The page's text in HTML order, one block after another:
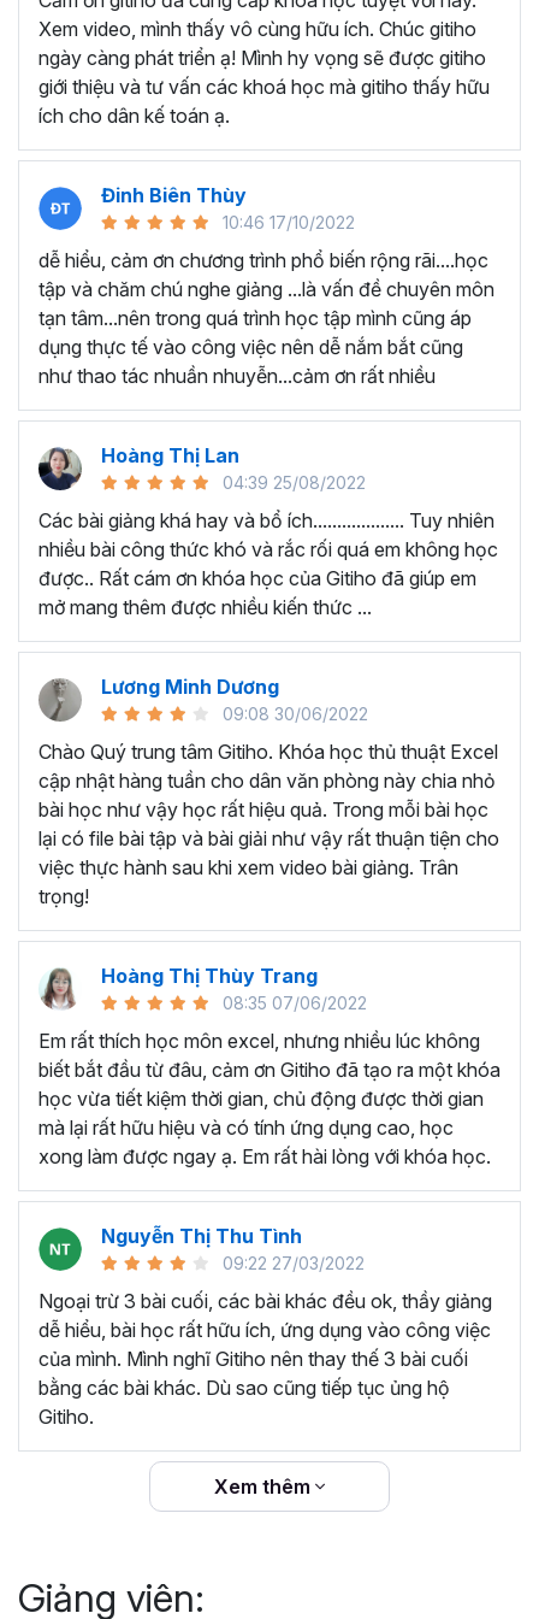
Học nhanh nhưng nhớ lâu bởi luôn có các bài tập
thực hành kèm với lý thuyết.
Các video bài giảng được xây dựng dựa trên các
chủ đề cụ thể, đồng thời chú trọng tối đa đến tính
ứng dụng cao. Đặc biệt, bộ videocác thủ thuật
khác, phù hợp với tất cả mọi đối tượng muốn tỏa
sáng nơi công sở với thủ thuật Excel nâng cao thông
minh và tạo kết quả bất ngờ trong công việc.
Bạn sẽ tự tin xử lý được mọi việc trên các công cụ
Excel một cách chuyên nghiệp giúp đẩy nhân được
tiến độ công việc, nâng cao hiệu suất làm việc lên
tới 5 lần.
Đặc biệt khiđăng ký khóa học EXG02học viên sẽ có cơ
hội nhận ưu đãi sở hữu trọn đời chỉ với
tác đăng ký khá đơn giản, bạn chỉ cần nhấn vào ĐĂNG
KÝ HỌC NGAY khóa học EXG08 trên gitiho.com là xong.
Nếu có bất cứ thắc mắc nào liên quan đến tớikhóa học
EXG02 - Thủ thuật Excel cập nhật hàng tuầnbạn hãy
để kết nối cho Gitiho qua hotline 0774 116 285 để được
tư vấn chi tiết nhé.
Nội dung bài giảng trong khóa
học thủ thuật trên Excel của
Gitiho?
Khóa học Thủ thuật Excel cập nhật các mẹo Excel văn
phòng hàng tuần, bạn có thể được update những nội
dung mới nhất về tin học văn phòng như sau:
Định dạng nhanh bằng công cụFormat Paintervà
toán, các thủ thuật excel tính tổng, đặt tên nhanh
cho bảng tính, hiển thị công thức trong ô, tạo ghi
chú và cố định dòng - cột.
Kỹ thuật định dạng và xử lý dữ liệu bao gồm tự động
thêm ký hiệu tiền tệ, viết biểu thức hóa học - toán
học và loại bỏ dữ liệu trùng lặp.
Tổng hợp thủ thuật với hàm, công thức bao gồm
cách tắt/mở gợi ý khi viết hàm, đặt tên và sử dụng
gian.
Tổng hợp hàm, công thức tính toán theo thời gian
như hàm tính toán theo tháng, tuổi, ngày hết hạn
hợp đồng,...
Hướng dẫn dùng các hàm và công thức nâng cao
nhưSUM, SUMIFS, VLOOKUP, INDEX, và các thủ
thuật hay trong Excel khác với hàm và công thức.
Những thiết lập chế độ làm việc trên Excel như thiết
lập theme, background, in ấn, và các thanh, tiêu đề,
đường kẻ lưới trong Excel.
và gán nội dung văn bản vào hình khối.
Xem video, mình thấy vô cùng hữu ích. Chúc gitiho
ngày càng phát triển ạ! Mình hy vọng sẽ được gitiho
giới thiệu và tư vấn các khoá học mà gitiho thấy hữu
ích cho dân kế toán ạ.
Đinh Biên Thùy
10:46 17/10/2022
dễ hiểu, cảm ơn chương trình phổ biến rộng rãi....học
tập và chăm chú nghe giảng ...là vấn đề chuyên môn
tạn tâm...nên trong quá trình học tập mình cũng áp
dụng thực tế vào công việc nên dễ nắm bắt cũng
như thao tác nhuần nhuyễn...cảm ơn rất nhiều
Hoàng Thị Lan
04:39 25/08/2022
Các bài giảng khá hay và bổ ích................... Tuy nhiên
nhiều bài công thức khó và rắc rối quá em không học
được.. Rất cám ơn khóa học của Gitiho đã giúp em
mở mang thêm được nhiều kiến thức ...
Lương Minh Dương
09:08 30/06/2022
Chào Quý trung tâm Gitiho. Khóa học thủ thuật Excel
cập nhật hàng tuần cho dân văn phòng này chia nhỏ
bài học như vậy học rất hiệu quả. Trong mỗi bài học
lại có file bài tập và bài giải như vậy rất thuận tiện cho
việc thực hành sau khi xem video bài giảng. Trân
trọng!
Hoàng Thị Thùy Trang
08:35 07/06/2022
Em rất thích học môn excel, nhưng nhiều lúc không
biết bắt đầu từ đâu, cảm ơn Gitiho đã tạo ra một khóa
học vừa tiết kiệm thời gian, chủ động được thời gian
mà lại rất hữu hiệu và có tính ứng dụng cao, học
xong làm được ngay ạ. Em rất hài lòng với khóa học.
Nguyễn Thị Thu Tình
09:22 27/03/2022
Ngoại trừ 3 bài cuối, các bài khác đều ok, thầy giảng
dễ hiểu, bài học rất hữu ích, ứng dụng vào công việc
của mình. Mình nghĩ Gitiho nên thay thế 3 bài cuối
bằng các bài khác. Dù sao cũng tiếp tục ủng hộ
Gitiho.
Xem thêm
Giảng viên: